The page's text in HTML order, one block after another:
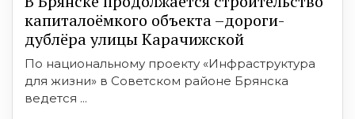
капиталоёмкого объекта –дороги-
дублёра улицы Карачижской
По национальному проекту «Инфраструктура
для жизни» в Советском районе Брянска
ведется ...